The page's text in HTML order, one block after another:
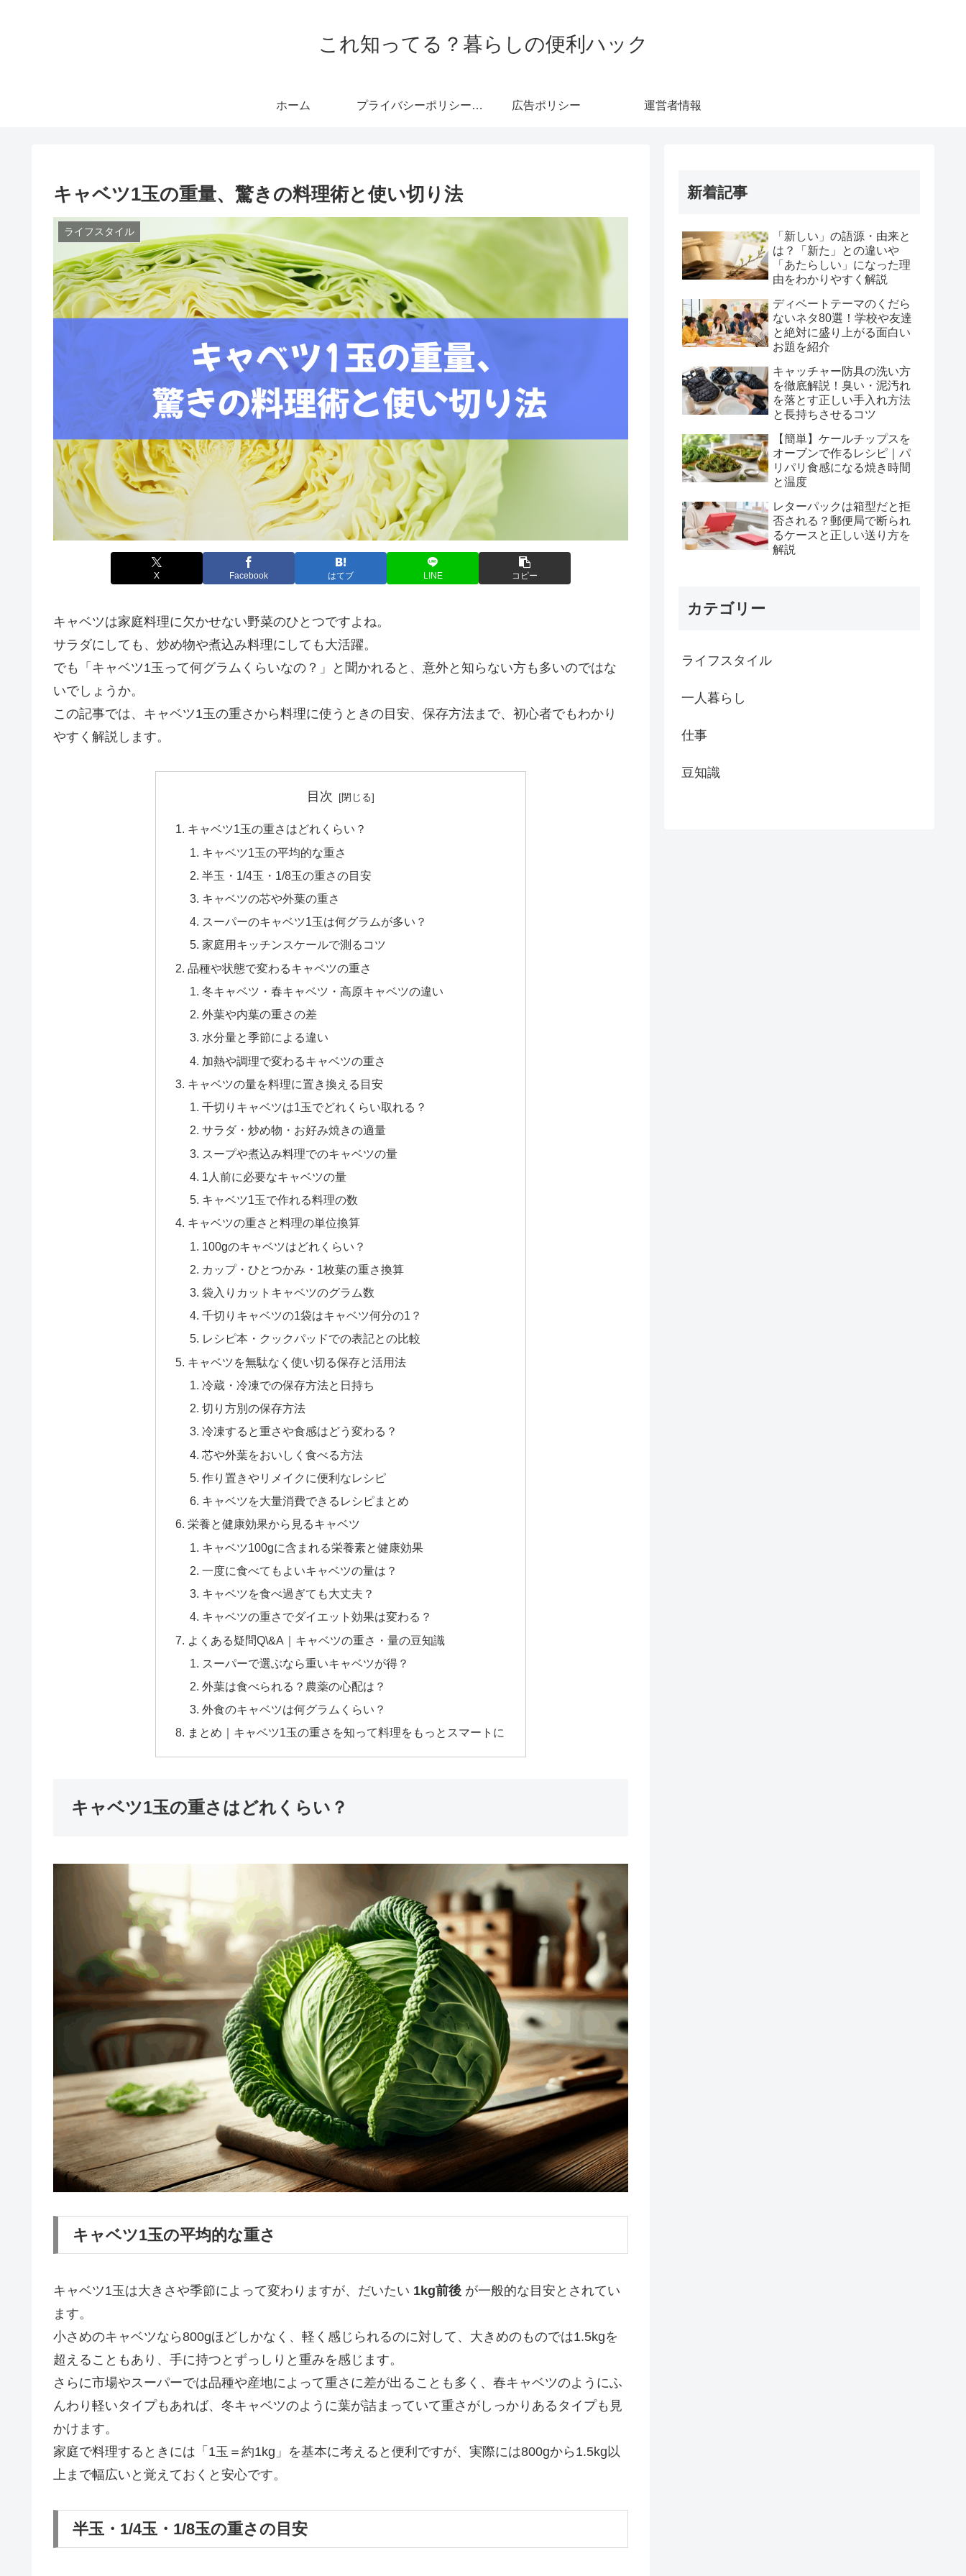
これ知ってる？暮らしの便利ハック
ホーム プライバシーポリシー・免責事項 広告ポリシー 運営者情報
キャベツ1玉の重量、驚きの料理術と使い切り法
ライフスタイル
X Facebook はてブ LINE コピー
キャベツは家庭料理に欠かせない野菜のひとつですよね。
サラダにしても、炒め物や煮込み料理にしても大活躍。
でも「キャベツ1玉って何グラムくらいなの？」と聞かれると、意外と知らない方も多いのではな
いでしょうか。
この記事では、キャベツ1玉の重さから料理に使うときの目安、保存方法まで、初心者でもわかり
やすく解説します。
目次
キャベツ1玉の重さはどれくらい？
キャベツ1玉の平均的な重さ
半玉・1/4玉・1/8玉の重さの目安
キャベツの芯や外葉の重さ
スーパーのキャベツ1玉は何グラムが多い？
家庭用キッチンスケールで測るコツ
品種や状態で変わるキャベツの重さ
冬キャベツ・春キャベツ・高原キャベツの違い
外葉や内葉の重さの差
水分量と季節による違い
加熱や調理で変わるキャベツの重さ
キャベツの量を料理に置き換える目安
千切りキャベツは1玉でどれくらい取れる？
サラダ・炒め物・お好み焼きの適量
スープや煮込み料理でのキャベツの量
1人前に必要なキャベツの量
キャベツ1玉で作れる料理の数
キャベツの重さと料理の単位換算
100gのキャベツはどれくらい？
カップ・ひとつかみ・1枚葉の重さ換算
袋入りカットキャベツのグラム数
千切りキャベツの1袋はキャベツ何分の1？
レシピ本・クックパッドでの表記との比較
キャベツを無駄なく使い切る保存と活用法
冷蔵・冷凍での保存方法と日持ち
切り方別の保存方法
冷凍すると重さや食感はどう変わる？
芯や外葉をおいしく食べる方法
作り置きやリメイクに便利なレシピ
キャベツを大量消費できるレシピまとめ
栄養と健康効果から見るキャベツ
キャベツ100gに含まれる栄養素と健康効果
一度に食べてもよいキャベツの量は？
キャベツを食べ過ぎても大丈夫？
キャベツの重さでダイエット効果は変わる？
よくある疑問Q\&A｜キャベツの重さ・量の豆知識
スーパーで選ぶなら重いキャベツが得？
外葉は食べられる？農薬の心配は？
外食のキャベツは何グラムくらい？
まとめ｜キャベツ1玉の重さを知って料理をもっとスマートに
キャベツ1玉の重さはどれくらい？
キャベツ1玉の平均的な重さ
キャベツ1玉は大きさや季節によって変わりますが、だいたい 1kg前後 が一般的な目安とされてい
ます。
小さめのキャベツなら800gほどしかなく、軽く感じられるのに対して、大きめのものでは1.5kgを
超えることもあり、手に持つとずっしりと重みを感じます。
さらに市場やスーパーでは品種や産地によって重さに差が出ることも多く、春キャベツのようにふ
んわり軽いタイプもあれば、冬キャベツのように葉が詰まっていて重さがしっかりあるタイプも見
かけます。
家庭で料理するときには「1玉＝約1kg」を基本に考えると便利ですが、実際には800gから1.5kg以
上まで幅広いと覚えておくと安心です。
半玉・1/4玉・1/8玉の重さの目安
新着記事
「新しい」の語源・由来と
は？「新た」との違いや
「あたらしい」になった理
由をわかりやすく解説
ディベートテーマのくだら
ないネタ80選！学校や友達
と絶対に盛り上がる面白い
お題を紹介
キャッチャー防具の洗い方
を徹底解説！臭い・泥汚れ
を落とす正しい手入れ方法
と長持ちさせるコツ
【簡単】ケールチップスを
オーブンで作るレシピ｜パ
リパリ食感になる焼き時間
と温度
レターパックは箱型だと拒
否される？郵便局で断られ
るケースと正しい送り方を
解説
カテゴリー
ライフスタイル
一人暮らし
仕事
豆知識